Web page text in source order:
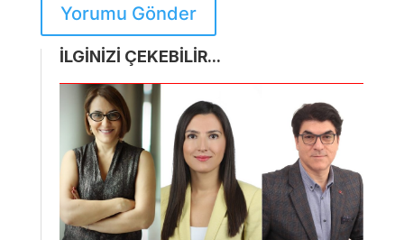
Yorumu Gönder
İLGİNİZİ ÇEKEBİLİR...